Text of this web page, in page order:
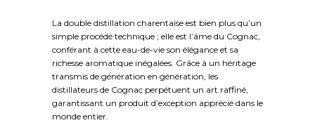
La double distillation charentaise est bien plus qu’un
simple procédé technique ; elle est l’âme du Cognac,
conférant à cette eau-de-vie son élégance et sa
richesse aromatique inégalées. Grâce à un héritage
transmis de génération en génération, les
distillateurs de Cognac perpétuent un art raffiné,
garantissant un produit d’exception apprécié dans le
monde entier.